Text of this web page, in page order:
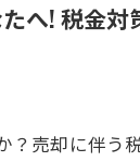
へ! 税金対
？売却に伴